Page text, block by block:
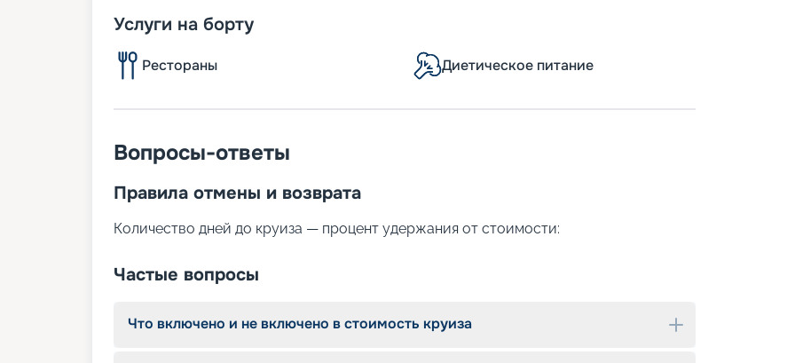
для круиза по Сейшельским островам.
Bali 4.4 подарит вам свободу открытий, путешествие среди бирюзовых лагун и
уютную атмосферу на борту — всё, чтобы ваш отдых на архипелаге стал по-
настоящему незабываемым.
Размещение
На борту 4 каюты, где могут разместиться до 8 гостей.
В каждой каюте:
кондиционер;
места для хранения.
Питание на борту
составлении меню мы учитываем предпочтения и аллергии всех участников круиза.
Услуги на борту
Рестораны Диетическое питание
Вопросы-ответы
Правила отмены и возврата
Количество дней до круиза — процент удержания от стоимости:
Частые вопросы
Что включено и не включено в стоимость круиза